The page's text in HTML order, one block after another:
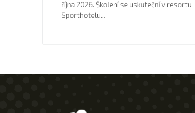
října 2026. Školení se uskuteční v resortu
Sporthotelu...